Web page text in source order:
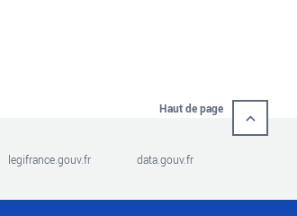
Haut de page
legifrance.gouv.fr data.gouv.fr